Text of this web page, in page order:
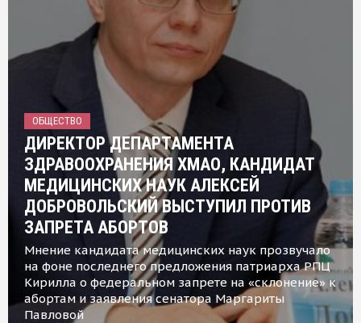
ОБЩЕСТВО
ДИРЕКТОР ДЕПАРТАМЕНТА
ЗДРАВООХРАНЕНИЯ ХМАО, КАНДИДАТ
МЕДИЦИНСКИХ НАУК АЛЕКСЕЙ
ДОБРОВОЛЬСКИЙ ВЫСТУПИЛ ПРОТИВ
ЗАПРЕТА АБОРТОВ
Мнение кандидата медицинских наук прозвучало
на фоне последнего предложения патриарха РПЦ
Кирилла о федеральном запрете на «склонение» к
абортам и заявления сенатора Маргариты
Павловой